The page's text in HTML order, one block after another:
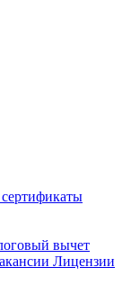
вычет
Лицензии